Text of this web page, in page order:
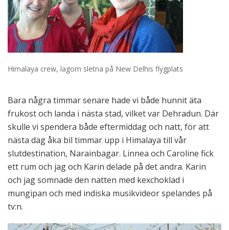
Himalaya crew, lagom sletna på New Delhis flygplats
Bara några timmar senare hade vi både hunnit äta
frukost och landa i nästa stad, vilket var Dehradun. Där
skulle vi spendera både eftermiddag och natt, för att
nästa dag åka bil timmar upp i Himalaya till vår
slutdestination, Narainbagar. Linnea och Caroline fick
ett rum och jag och Karin delade på det andra. Karin
och jag somnade den natten med kexchoklad i
mungipan och med indiska musikvideor spelandes på
tv:n.